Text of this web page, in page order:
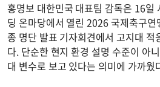
홍명보 대한민국 대표팀 감독은 16일
딩 온마당에서 열린 2026 국제축구
종 명단 발표 기자회견에서 고지대 적
다. 단순한 현지 환경 설명 수준이 아
대 변수로 보고 있다는 의미에 가까웠